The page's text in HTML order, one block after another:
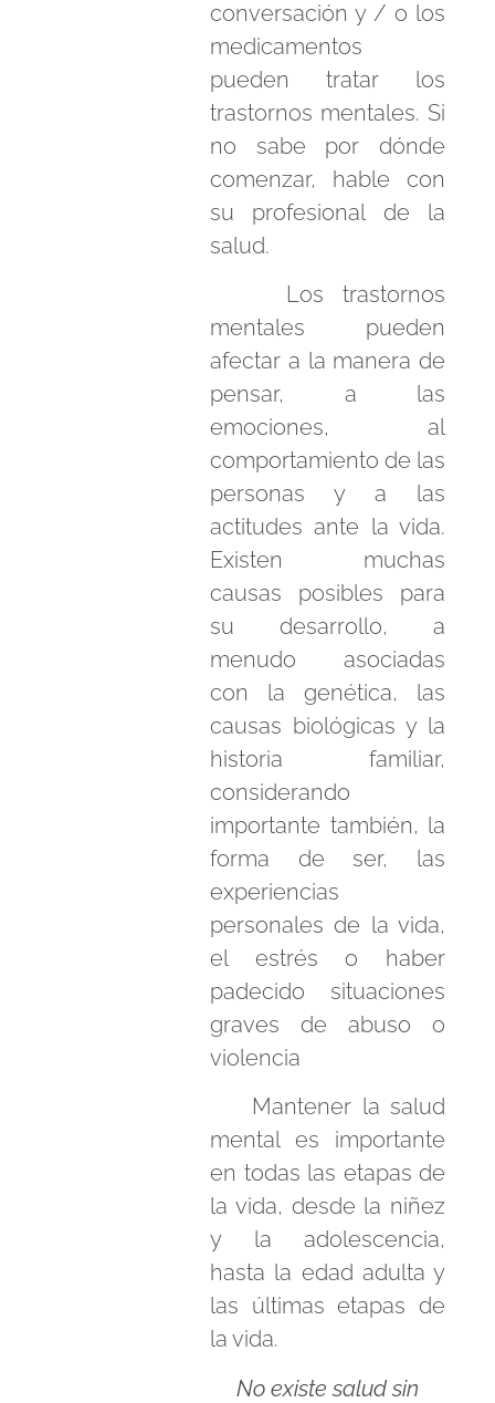
conversación y / o los
medicamentos
pueden tratar los
trastornos mentales. Si
no sabe por dónde
comenzar, hable con
su profesional de la
salud.
Los trastornos
mentales pueden
afectar a la manera de
pensar, a las
emociones, al
comportamiento de las
personas y a las
actitudes ante la vida.
Existen muchas
causas posibles para
su desarrollo, a
menudo asociadas
con la genética, las
causas biológicas y la
historia familiar,
considerando
importante también, la
forma de ser, las
experiencias
personales de la vida,
el estrés o haber
padecido situaciones
graves de abuso o
violencia
Mantener la salud
mental es importante
en todas las etapas de
la vida, desde la niñez
y la adolescencia,
hasta la edad adulta y
las últimas etapas de
la vida.
No existe salud sin